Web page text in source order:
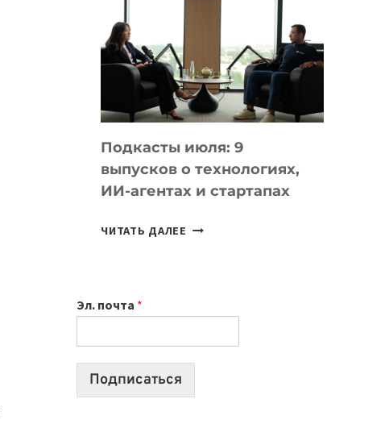
2026:
10
ЛУЧШИХ
ДЛЯ
УЧЕБЫ
Подкасты июля: 9
выпусков о технологиях,
ИИ-агентах и стартапах
ЧИТАТЬ ДАЛЕЕ ПОДКАСТЫ
ИИ-
АГЕНТАХ
Эл. почта *
Подписаться